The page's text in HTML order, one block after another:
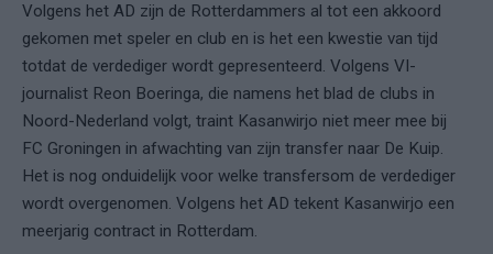
Volgens het AD zijn de Rotterdammers al tot een akkoord
gekomen met speler en club en is het een kwestie van tijd
totdat de verdediger wordt gepresenteerd. Volgens VI-
journalist Reon Boeringa, die namens het blad de clubs in
Noord-Nederland volgt, traint Kasanwirjo niet meer mee bij
FC Groningen in afwachting van zijn transfer naar De Kuip.
Het is nog onduidelijk voor welke transfersom de verdediger
wordt overgenomen. Volgens het AD tekent Kasanwirjo een
meerjarig contract in Rotterdam.